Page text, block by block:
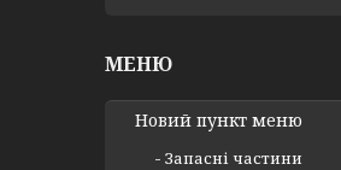
Новий пункт меню
Запасні частини